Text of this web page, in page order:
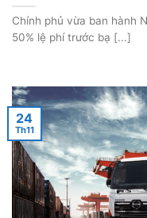
Chính phủ vừa ban hành
50% lệ phí trước bạ [...]
24
Th11